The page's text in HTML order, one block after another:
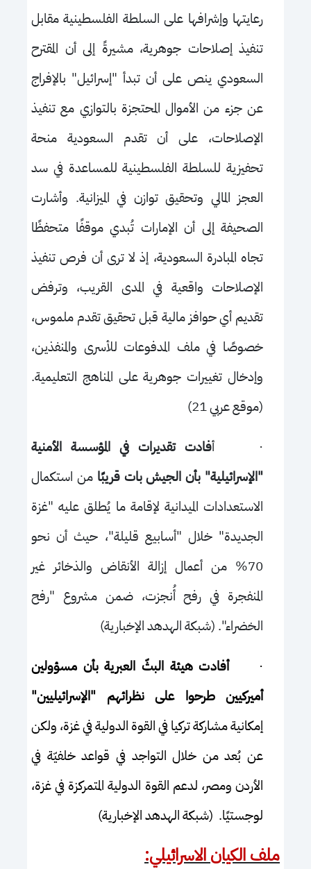
رعايتها وإشرافها على السلطة الفلسطينية مقابل
تنفيذ إصلاحات جوهرية، مشيرةً إلى أن المقترح
السعودي ينص على أن تبدأ "إسرائيل" بالإفراج
عن جزء من الأموال المحتجزة بالتوازي مع تنفيذ
الإصلاحات، على أن تقدم السعودية منحة
تحفيزية للسلطة الفلسطينية للمساعدة في سد
العجز المالي وتحقيق توازن في الميزانية. وأشارت
الصحيفة إلى أن الإمارات تُبدي موقفًا متحفظًا
تجاه المبادرة السعودية، إذ لا ترى أن فرص تنفيذ
الإصلاحات واقعية في المدى القريب، وترفض
تقديم أي حوافز مالية قبل تحقيق تقدم ملموس،
خصوصًا في ملف المدفوعات للأسرى والمنفذين،
وإدخال تغييرات جوهرية على المناهج التعليمية.
(موقع عربي 21)
·أفادت تقديرات في المؤسسة الأمنية
"الإسرائيلية" بأن الجيش بات قريبًامن استكمال
الاستعدادات الميدانية لإقامة ما يُطلق عليه "غزة
الجديدة" خلال "أسابيع قليلة"، حيث أن نحو
70% من أعمال إزالة الأنقاض والذخائر غير
المنفجرة في رفح أُنجزت، ضمن مشروع "رفح
الخضراء". (شبكة الهدهد الإخبارية)
·أفادت هيئة البثّ العبرية بأن مسؤولين
أميركيين طرحوا على نظرائهم "الإسرائيليين"
إمكانية مشاركة تركيا في القوة الدولية في غزة، ولكن
عن بُعد من خلال التواجد في قواعد خلفيّة في
الأردن ومصر، لدعم القوة الدولية المتمركزة في غزة،
لوجستيًا. (شبكة الهدهد الإخبارية)
ملف الكيان الاسرائيلي: